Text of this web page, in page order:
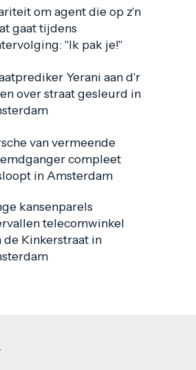
om agent die op z'n
gaat tijdens
"Ik pak je!"
Yerani aan d'r
over straat gesleurd in
van vermeende
compleet
in Amsterdam
kansenparels
telecomwinkel
de Kinkerstraat in